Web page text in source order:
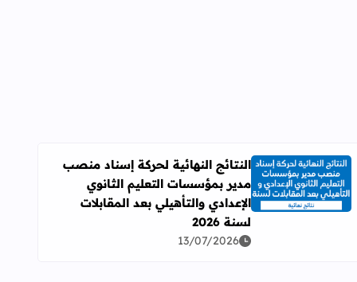
اقرأ المزيد عن النتائج النهائية لحركة إسناد منصب مدير بمؤسسات
النتائج النهائية لحركة إسناد منصب
مدير بمؤسسات التعليم الثانوي
الإعدادي والتأهيلي بعد المقابلات
لسنة 2026
13/07/2026